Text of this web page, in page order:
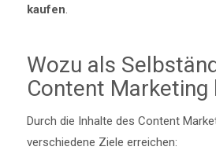
kaufen.
Wozu als
Content Marketing
Durch die Inhalte des Content
verschiedene Ziele erreichen: